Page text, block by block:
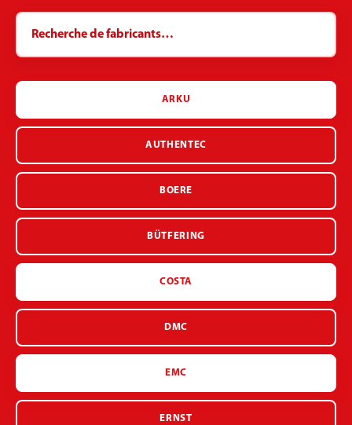
ARKU
AUTHENTEC
BOERE
BÜTFERING
COSTA
DMC
EMC
ERNST